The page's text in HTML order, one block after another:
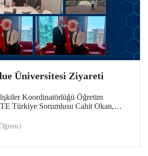
Üniversitesi Ziyareti
Koordinatörlüğü Öğretim
Türkiye Sorumlusu Cahit Okan,
ABD’de dünyanın önde gelen